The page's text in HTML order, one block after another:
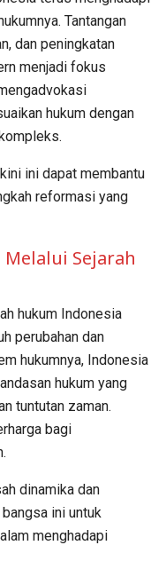
Tantangan
dan peningkatan
menjadi fokus
hukum dengan
ini dapat membantu
reformasi yang
Sejarah
hukum Indonesia
perubahan dan
hukumnya, Indonesia
hukum yang
tuntutan zaman.
bagi
dinamika dan
ini untuk
menghadapi